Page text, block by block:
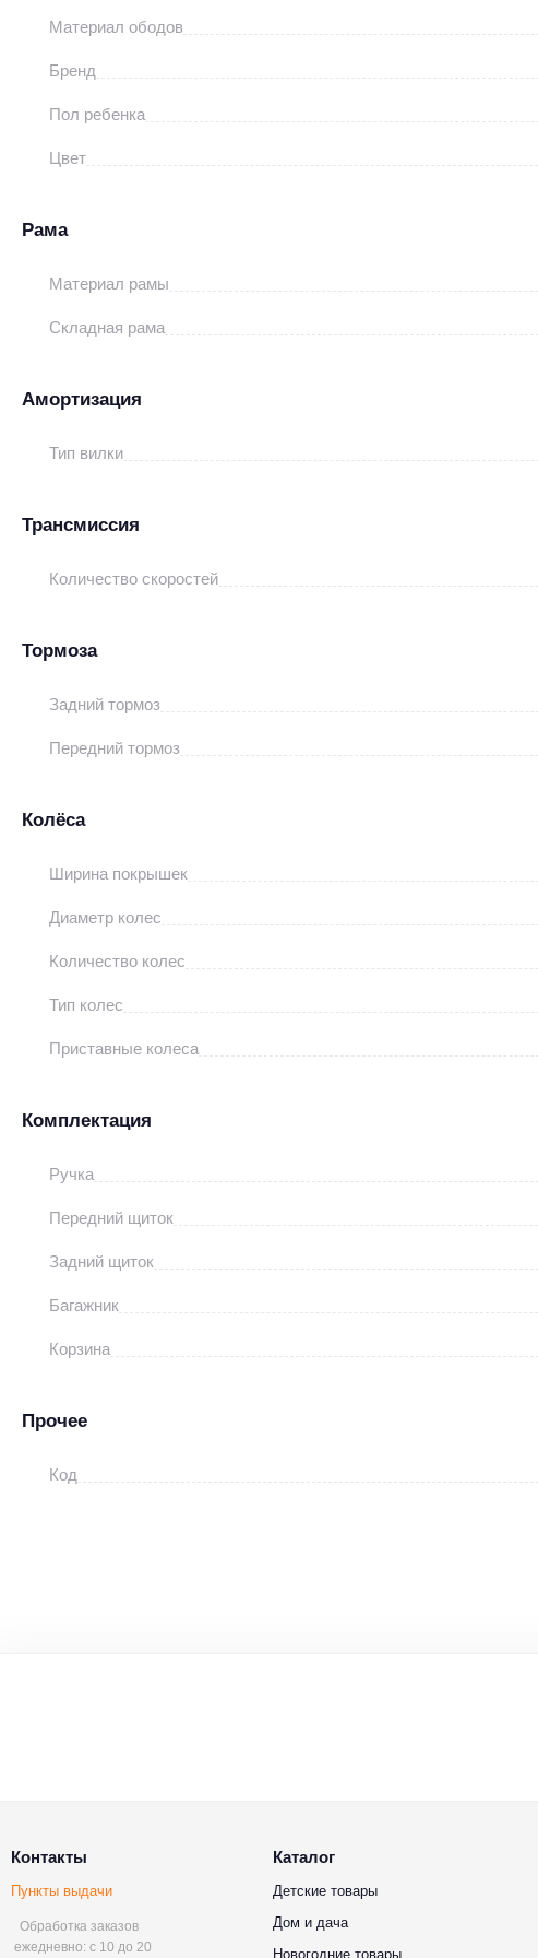
Материал ободов
Бренд
Пол ребенка
Цвет
Рама
Материал рамы
Складная рама
Амортизация
Тип вилки
Трансмиссия
Количество скоростей
Тормоза
Задний тормоз
Передний тормоз
Колёса
Ширина покрышек
Диаметр колес
Количество колес
Тип колес
Приставные колеса
Комплектация
Ручка
Передний щиток
Задний щиток
Багажник
Корзина
Прочее
Код
Контакты
Пункты выдачи
Обработка заказов
ежедневно: с 10 до 20
Каталог
Детские товары
Дом и дача
Новогодние товары